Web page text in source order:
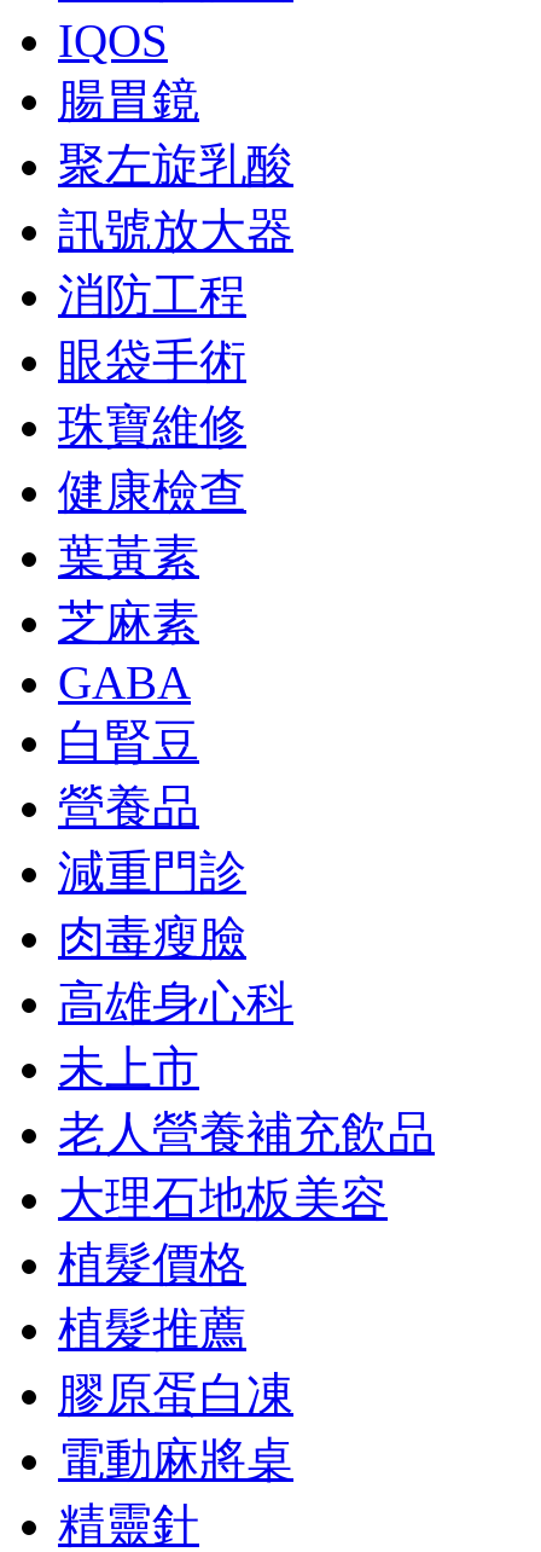
IQOS
腸胃鏡
聚左旋乳酸
訊號放大器
消防工程
眼袋手術
珠寶維修
健康檢查
葉黃素
芝麻素
GABA
白腎豆
營養品
減重門診
肉毒瘦臉
高雄身心科
未上市
老人營養補充飲品
大理石地板美容
植髮價格
植髮推薦
膠原蛋白凍
電動麻將桌
精靈針